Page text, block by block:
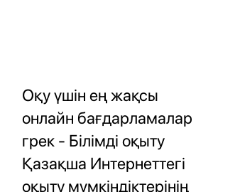
Оқу үшін ең жақсы
онлайн бағдарламалар
грек - Білімді оқыту
Қазақша Интернеттегі
оқыту мүмкіндіктерінің